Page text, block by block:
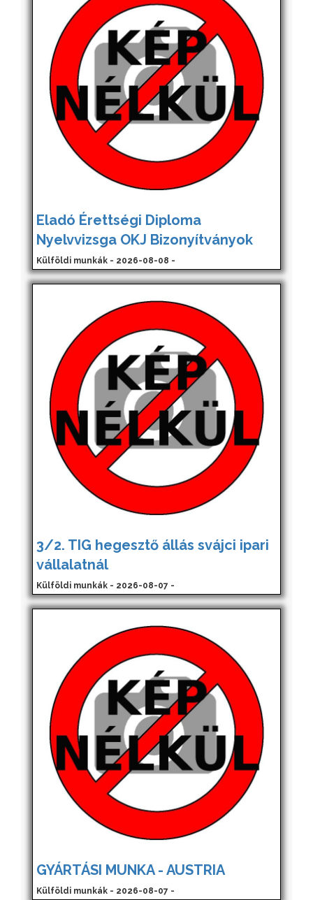
Eladó Érettségi Diploma
Nyelvvizsga OKJ Bizonyítványok
Külföldi munkák - 2026-08-08 -
3/2. TIG hegesztő állás svájci ipari
vállalatnál
Külföldi munkák - 2026-08-07 -
GYÁRTÁSI MUNKA - AUSTRIA
Külföldi munkák - 2026-08-07 -